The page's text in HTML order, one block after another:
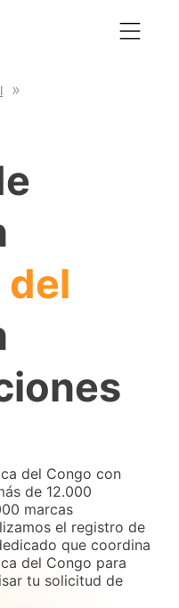
del
del Congo con
de 12.000
marcas
el registro de
que coordina
del Congo para
tu solicitud de